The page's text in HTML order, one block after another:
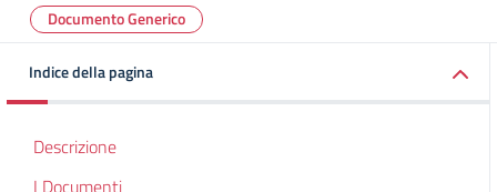
Documento Generico
Indice della pagina
Descrizione
I Documenti